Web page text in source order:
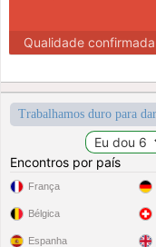
Qualidade confirmada
Trabalhamos duro para
Encontros por país
França
Bélgica
Espanha